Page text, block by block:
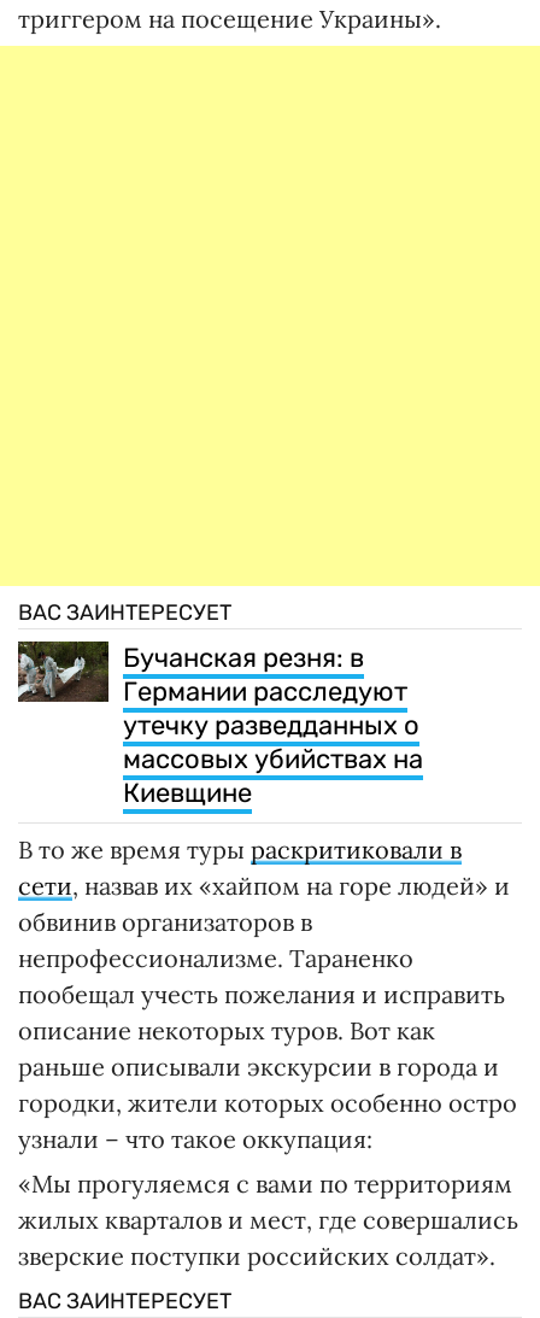
триггером на посещение Украины».
ВАС ЗАИНТЕРЕСУЕТ
Бучанская резня: в
Германии расследуют
утечку разведданных о
массовых убийствах на
Киевщине
В то же время туры раскритиковали в
сети, назвав их «хайпом на горе людей» и
обвинив организаторов в
непрофессионализме. Тараненко
пообещал учесть пожелания и исправить
описание некоторых туров. Вот как
раньше описывали экскурсии в города и
городки, жители которых особенно остро
узнали – что такое оккупация:
«Мы прогуляемся с вами по территориям
жилых кварталов и мест, где совершались
зверские поступки российских солдат».
ВАС ЗАИНТЕРЕСУЕТ